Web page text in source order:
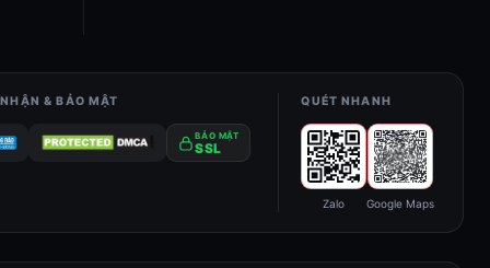
& BẢO MẬT
BẢO MẬT
SSL
QUÉT NHANH
Zalo Google Maps